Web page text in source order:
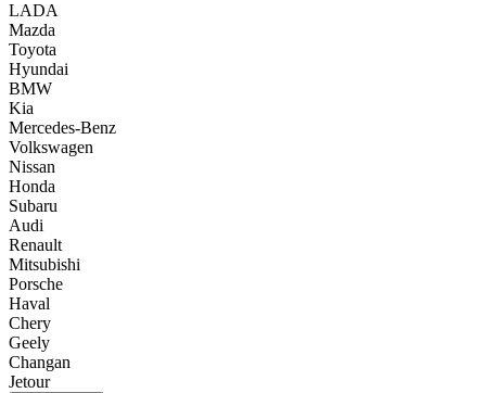
LADA
Mazda
Toyota
Hyundai
BMW
Kia
Mercedes-Benz
Volkswagen
Nissan
Honda
Subaru
Audi
Renault
Mitsubishi
Porsche
Haval
Chery
Geely
Changan
Jetour